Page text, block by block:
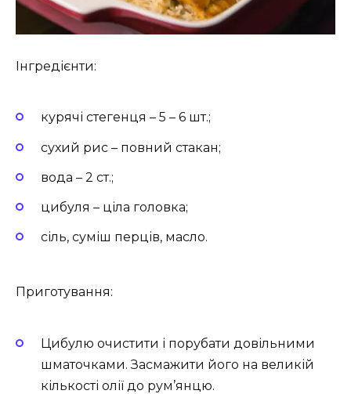
Інгредієнти:
курячі стегенця – 5 – 6 шт.;
сухий рис – повний стакан;
вода – 2 ст.;
цибуля – ціла головка;
сіль, суміш перців, масло.
Приготування:
Цибулю очистити і порубати довільними
шматочками. Засмажити його на великій
кількості олії до рум’янцю.